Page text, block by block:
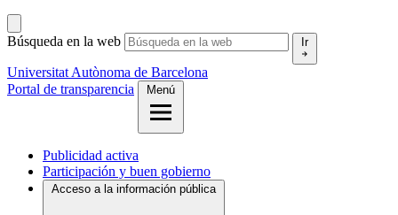
Búsqueda en la web Ir
Universitat Autònoma de Barcelona
Portal de transparencia
Menú
Publicidad activa
Participación y buen gobierno
Acceso a la información pública